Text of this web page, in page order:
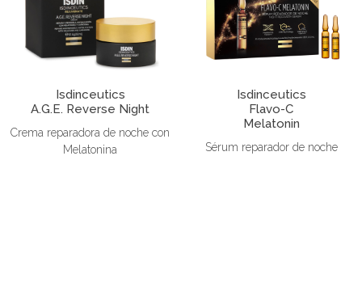
Isdinceutics
A.G.E. Reverse Night
Crema reparadora de noche con
Melatonina
Isdinceutics
Flavo-C
Melatonin
Sérum reparador de noche